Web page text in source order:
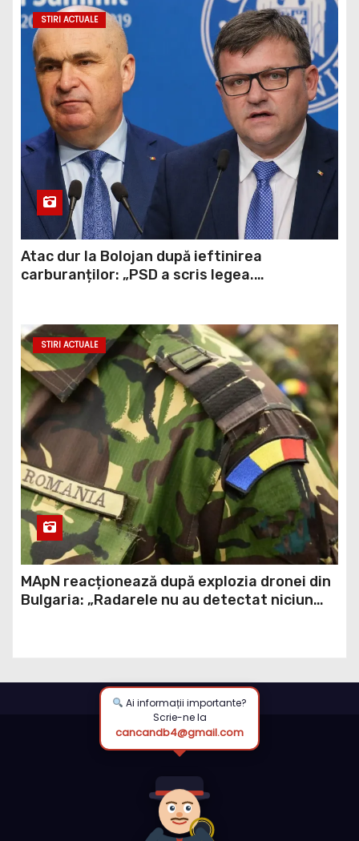
STIRI ACTUALE
Atac dur la Bolojan după ieftinirea
carburanților: „PSD a scris legea.
STIRI ACTUALE
MApN reacționează după explozia dronei din
Bulgaria: „Radarele nu au detectat niciun
Ai informații importante?
Scrie-ne la
cancandb4@gmail.com